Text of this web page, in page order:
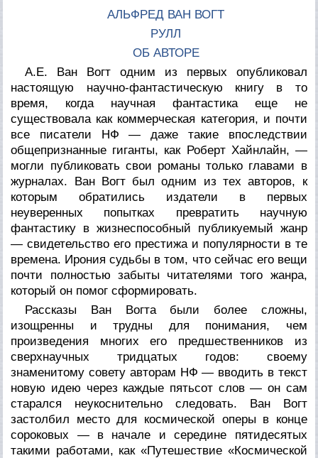
АЛЬФРЕД ВАН ВОГТ
РУЛЛ
ОБ АВТОРЕ
А.Е. Ван Вогт одним из первых опубликовал
настоящую научно-фантастическую книгу в то
время, когда научная фантастика еще не
существовала как коммерческая категория, и почти
все писатели НФ — даже такие впоследствии
общепризнанные гиганты, как Роберт Хайнлайн, —
могли публиковать свои романы только главами в
журналах. Ван Вогт был одним из тех авторов, к
которым обратились издатели в первых
неуверенных попытках превратить научную
фантастику в жизнеспособный публикуемый жанр
— свидетельство его престижа и популярности в те
времена. Ирония судьбы в том, что сейчас его вещи
почти полностью забыты читателями того жанра,
который он помог сформировать.
Рассказы Ван Вогта были более сложны,
изощренны и трудны для понимания, чем
произведения многих его предшественников из
сверхнаучных тридцатых годов: своему
знаменитому совету авторам НФ — вводить в текст
новую идею через каждые пятьсот слов — он сам
старался неукоснительно следовать. Ван Вогт
застолбил место для космической оперы в конце
сороковых — в начале и середине пятидесятых
такими работами, как «Путешествие «Космической